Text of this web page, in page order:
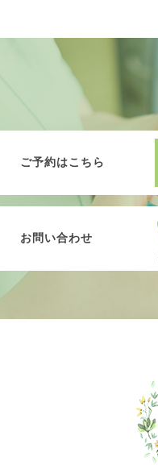
ご予約はこちら
お問い合わせ